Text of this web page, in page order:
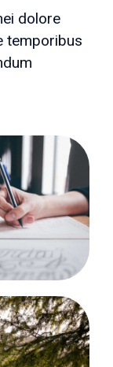
dolore
temporibus